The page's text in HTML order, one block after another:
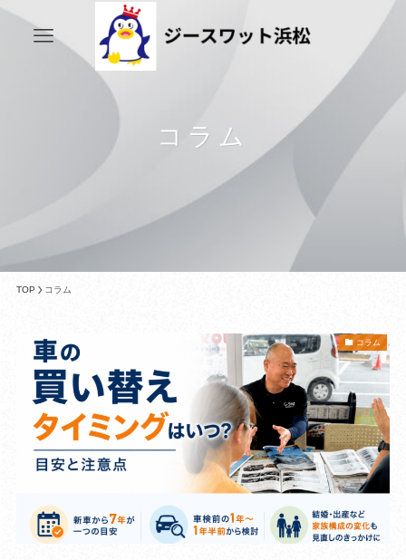
コラム
TOP コラム
コラム